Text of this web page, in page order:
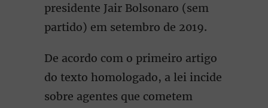
presidente Jair Bolsonaro (sem
partido) em setembro de 2019.
De acordo com o primeiro artigo
do texto homologado, a lei incide
sobre agentes que cometem